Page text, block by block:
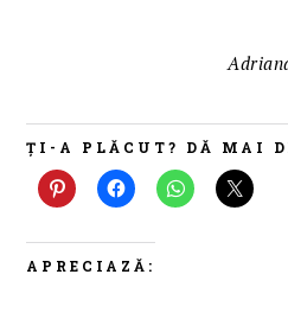
ȚI-A PLĂCUT? DĂ MAI
APRECIAZĂ: